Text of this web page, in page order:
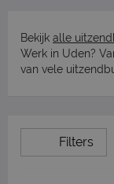
Bekijk alle
Werk in Uden?
van vele
Filters